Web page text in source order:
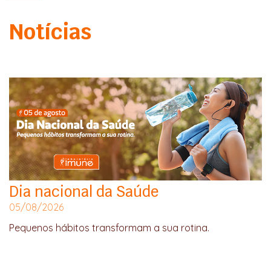
Notícias
Dia nacional da Saúde
05/08/2026
Pequenos hábitos transformam a sua rotina.